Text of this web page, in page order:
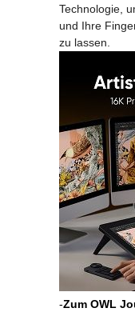
Technologie,
und Ihre
zu lassen.
-Zum OWL